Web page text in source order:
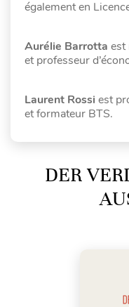
également en
Aurélie Barrotta est
et professeur
Laurent Rossi est
et formateur BTS.
DER